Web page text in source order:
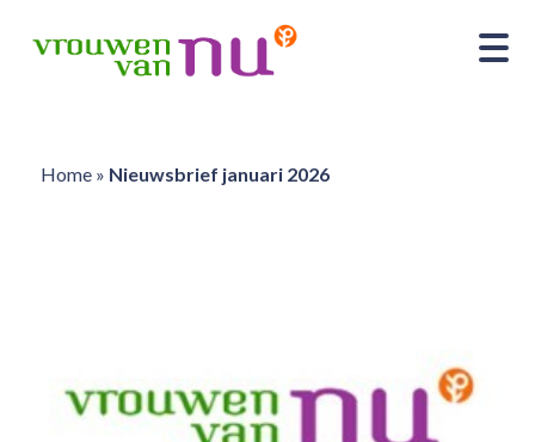
Home» Nieuwsbrief januari 2026